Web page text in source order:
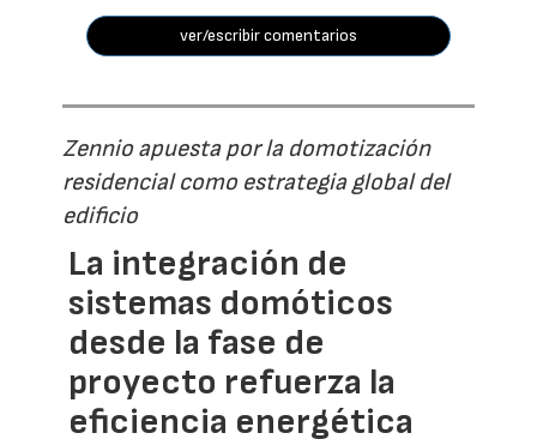
ver/escribir comentarios
Zennio apuesta por la domotización
residencial como estrategia global del
edificio
La integración de
sistemas domóticos
desde la fase de
proyecto refuerza la
eficiencia energética